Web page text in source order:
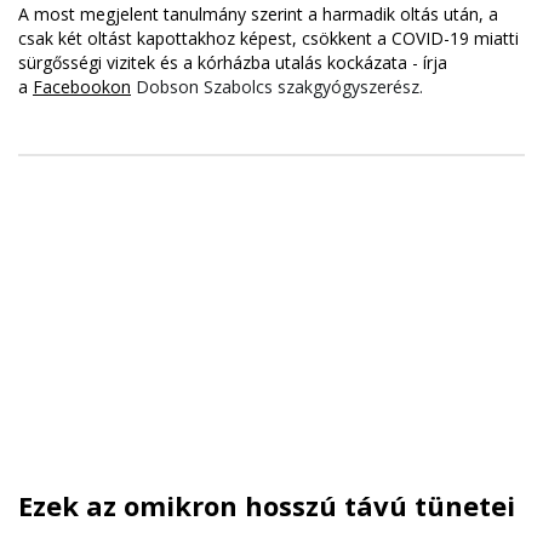
A most megjelent tanulmány szerint a harmadik oltás után, a
csak két oltást kapottakhoz képest, csökkent a COVID-19 miatti
sürgősségi vizitek és a kórházba utalás kockázata - írja
a Facebookon Dobson Szabolcs szakgyógyszerész.
Ezek az omikron hosszú távú tünetei